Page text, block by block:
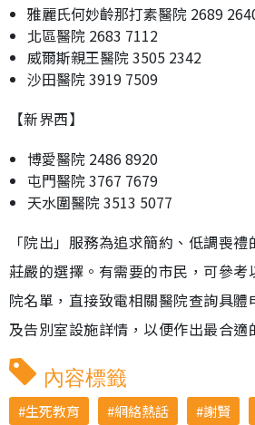
雅麗氏何妙齡那打素醫院 2689
北區醫院 2683 7112
威爾斯親王醫院 3505 2342
沙田醫院 3919 7509
【新界西】
博愛醫院 2486 8920
屯門醫院 3767 7679
天水圍醫院 3513 5077
「院出」服務為追求簡約、低調喪
莊嚴的選擇。有需要的市民，可參
院名單，直接致電相關醫院查詢具體
及告別室設施詳情，以便作出最合適
內容標籤
生死教育 網絡熱話 謝賢